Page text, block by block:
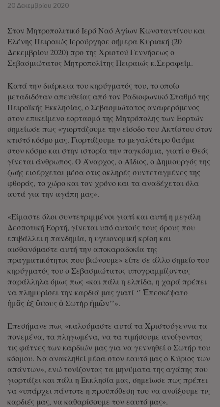
20 Δεκεμβρίου 2020
Στον Μητροπολιτικό Ιερό Ναό Αγίων Κωνσταντίνου και
Ελένης Πειραιώς Ιερούργησε σήμερα Κυριακή (20
Δεκεμβρίου 2020) προ της Χριστού Γεννήσεως ο
Σεβασμιώτατος Μητροπολίτης Πειραιώς κ.Σεραφείμ.
Κατά την διάρκεια του κηρύγματός του, το οποίο
μεταδιδόταν απευθείας από τον Ραδιοφωνικό Σταθμό της
Πειραϊκής Εκκλησίας, ο Σεβασμιώτατος αναφερόμενος
στον επικείμενο εορτασμό της Μητρόπολης των Εορτών
σημείωσε πως «γιορτάζουμε την είσοδο του Ακτίστου στον
κτιστό κόσμο μας. Γιορτάζουμε το μεγαλύτερο θαύμα
στον κόσμο και στην ιστορία την παγκόσμια, γιατί ο Θεός
γίνεται άνθρωπος. Ο Άναρχος, ο Αΐδιος, ο Δημιουργός της
ζωής εισέρχεται μέσα στις σκληρές συντεταγμένες της
φθοράς, το χώρο και τον χρόνο και τα αναδέχεται όλα
αυτά για την αγάπη μας».
«Είμαστε όλοι συντετριμμένοι γιατί και αυτή η μεγάλη
Δεσποτική Εορτή, γίνεται υπό αυτούς τους όρους που
επιβάλλει η πανδημία, η υγειονομική κρίση και
αισθανόμαστε αυτή την αποκαραδοκία της
πραγματικότητος που βιώνουμε» είπε σε άλλο σημείο του
κηρύγματός του ο Σεβασμιώτατος υπογραμμίζοντας
παράλληλα όμως πως «και πάλι η ελπίδα, η χαρά πρέπει
να πλημυρίσει την καρδιά μας γιατί ‘’ Ἐπεσκέψατο
ἡμᾶς ἐξ ὕψους ὁ Σωτὴρ ἡμῶν’’».
Επεσήμανε πως «καλούμαστε αυτά τα Χριστούγεννα τα
πονεμένα, τα πληγωμένα, να τα τιμήσουμε ανοίγοντας
τις φάτνες των καρδιών μας για να γεννηθεί ο Σωτήρ του
κόσμου. Να ανακληθεί μέσα στον εαυτό μας ο Κύριος των
απάντων», ενώ τονίζοντας τα μηνύματα της αγάπης που
γιορτάζει και πάλι η Εκκλησία μας, σημείωσε πως πρέπει
να «υπάρχει πάντοτε η προϋπόθεση του να ανοίξουμε τις
καρδιές μας, να καθαρίσουμε τον εαυτό μας».